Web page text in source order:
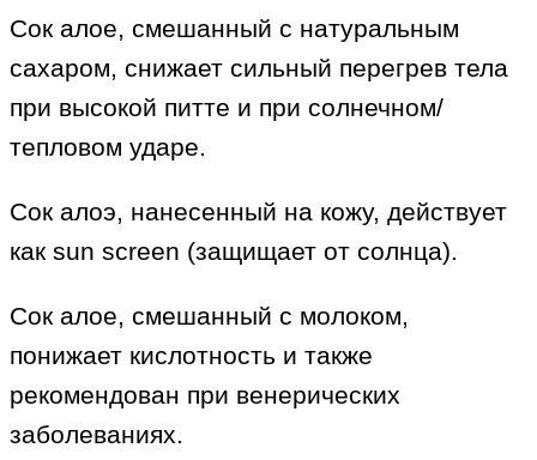
Сок алое, смешанный с натуральным
сахаром, снижает сильный перегрев тела
при высокой питте и при солнечном/
тепловом ударе.
Сок алоэ, нанесенный на кожу, действует
как sun screen (защищает от солнца).
Сок алое, смешанный с молоком,
понижает кислотность и также
рекомендован при венерических
заболеваниях.